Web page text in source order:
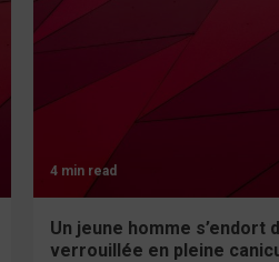
4 min read
Un jeune homme s’endort
verrouillée en pleine